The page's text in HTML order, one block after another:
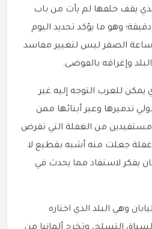
يقف خلفها لم يأت من باب
وهو ما يؤكد تحديد اليوم
والتاريخ ليجعلوا من 11/11 ساعة الصفر ليس لتغيير مفاسد
وإغراقه بالفوضى.
للعرب التوجه إليه غير
تدميرها وعبر أبنائها ممن
من الغفلة التي تفرض
جعلت منه أشبه بقطيع لا
يفكر لاستفاد مما يحدث في
وهي البلد الذي اختاره